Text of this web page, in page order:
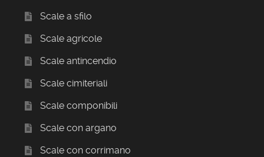
Scale a sfilo
Scale agricole
Scale antincendio
Scale cimiteriali
Scale componibili
Scale con argano
Scale con corrimano